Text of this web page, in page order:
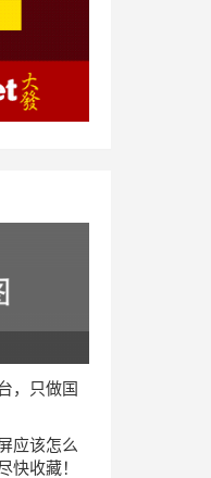
，只做国
应该怎么
快收藏！